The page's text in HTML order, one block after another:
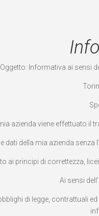
Oggetto: Informativa ai sensi
azienda viene effettuato il
dati della mia azienda senza
ai principi di correttezza,
Ai sensi
di legge, contrattuali